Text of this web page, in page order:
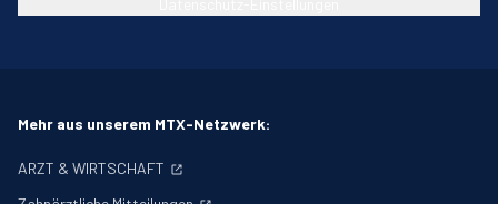
Mehr aus unserem MTX-Netzwerk:
ARZT & WIRTSCHAFT